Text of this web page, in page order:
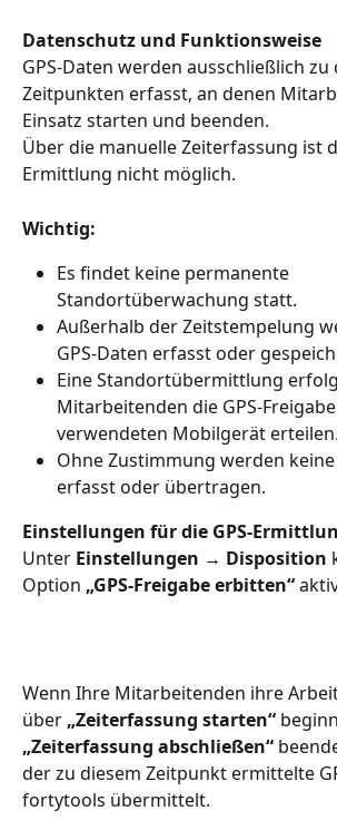
Datenschutz und Funktionsweise
GPS-Daten werden ausschließlich zu
Zeitpunkten erfasst, an denen
Einsatz starten und beenden.
Über die manuelle Zeiterfassung ist
Ermittlung nicht möglich.
Wichtig:
Es findet keine permanente
Standortüberwachung statt.
Außerhalb der Zeitstempelung
GPS-Daten erfasst oder
Eine Standortübermittlung
Mitarbeitenden die GPS-
verwendeten Mobilgerät erteilen.
Ohne Zustimmung werden keine
erfasst oder übertragen.
Einstellungen für die GPS-
Unter Einstellungen → Disposition
Option „GPS-Freigabe erbitten“
Wenn Ihre Mitarbeitenden ihre
über „Zeiterfassung starten“
„Zeiterfassung abschließen“
der zu diesem Zeitpunkt ermittelte
fortytools übermittelt.